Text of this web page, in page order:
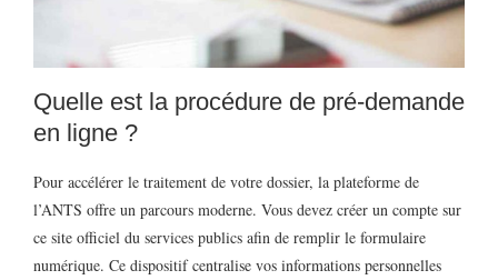
Quelle est la procédure de pré-demande
en ligne ?
Pour accélérer le traitement de votre dossier, la plateforme de
l’ANTS offre un parcours moderne. Vous devez créer un compte sur
ce site officiel du services publics afin de remplir le formulaire
numérique. Ce dispositif centralise vos informations personnelles